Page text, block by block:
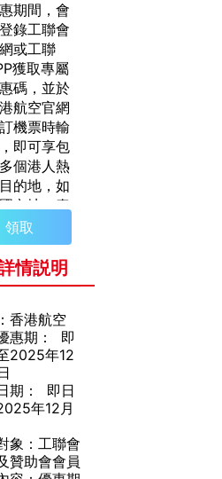
期間，會
錄工聯會
或工聯
獲取專屬
碼，並於
航空官網
機票時輸
即可享包
個港人熱
的地，如
內地、泰
、澳大利亞
本等，單
或來回機票
優惠！
領取
情説明
香港航空
惠期： 即
2025年12
期： 即日
年12月
象： 工聯會
贊助會會員